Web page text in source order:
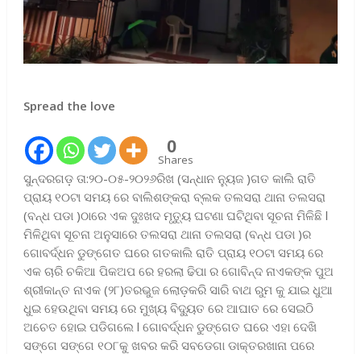
Spread the love
0
Shares
ସୁନ୍ଦରଗଡ଼ ତା:୨୦-୦୫-୨୦୨୬ରିଖ (ସନ୍ଧାନ ନ୍ୟୁଜ )ଗତ କାଲି ରାତି
ପ୍ରାୟ ୧୦ଟା ସମୟ ରେ ବାଲିଶଙ୍କରା ବ୍ଲକ ତଲସରା ଥାନା ତଲସରା
(ବନ୍ଧ ପଡା )ଠାରେ ଏକ ଦୁଃଖଦ ମୃତ୍ୟୁ ଘଟଣା ଘଟିଥିବା ସୂଚନା ମିଳିଛି l
ମିଳିଥିବା ସୂଚନା ଅନୁସାରେ ତଲସରା ଥାନା ତଲସରା (ବନ୍ଧ ପଡା )ର
ଗୋବର୍ଦ୍ଧନ ଡୁଙ୍ଗେତ ଘରେ ଗତକାଲି ରାତି ପ୍ରାୟ ୧୦ଟା ସମୟ ରେ
ଏକ ଚାରି ଚକିଆ ପିକଅପ ରେ ହରଲା ଢିପା ର ଗୋବିନ୍ଦ ନାଏକଙ୍କ ପୁଅ
ଶ୍ରୀକାନ୍ତ ନାଏକ (୨୮)ତରଭୁଜ ଲୋଡ଼କରି ସାରି ବାଥ ରୁମ କୁ ଯାଇ ଧୁଆ
ଧୁଇ ହେଉଥିବା ସମୟ ରେ ମୁଖ୍ୟ ବିଦ୍ୟୁତ ରେ ଆଘାତ ରେ ସେଇଠି
ଅଚେତ ହୋଇ ପଡିଗଲେ l ଗୋବର୍ଦ୍ଧନ ଡୁଙ୍ଗେତ ଘରେ ଏହା ଦେଖି
ସଙ୍ଗେ ସଙ୍ଗେ ୧୦୮କୁ ଖବର କରି ସବଡେଗା ଡାକ୍ତରଖାନା ପରେ